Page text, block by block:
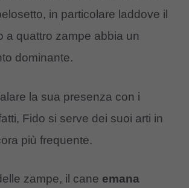
in particolare laddove il
a quattro zampe abbia un
dominante.
la sua presenza con i
Fido si serve dei suoi arti in
più frequente.
zampe, il cane emana